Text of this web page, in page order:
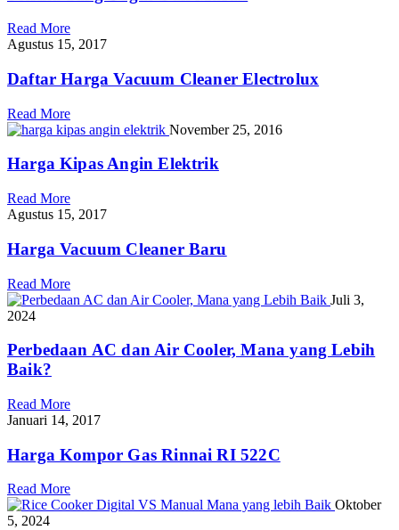
Read More
Agustus 15, 2017
Daftar Harga Vacuum Cleaner Electrolux
Read More
November 25, 2016
Harga Kipas Angin Elektrik
Read More
Agustus 15, 2017
Harga Vacuum Cleaner Baru
Read More
Juli 3,
2024
Perbedaan AC dan Air Cooler, Mana yang Lebih
Baik?
Read More
Januari 14, 2017
Harga Kompor Gas Rinnai RI 522C
Read More
Oktober
5, 2024